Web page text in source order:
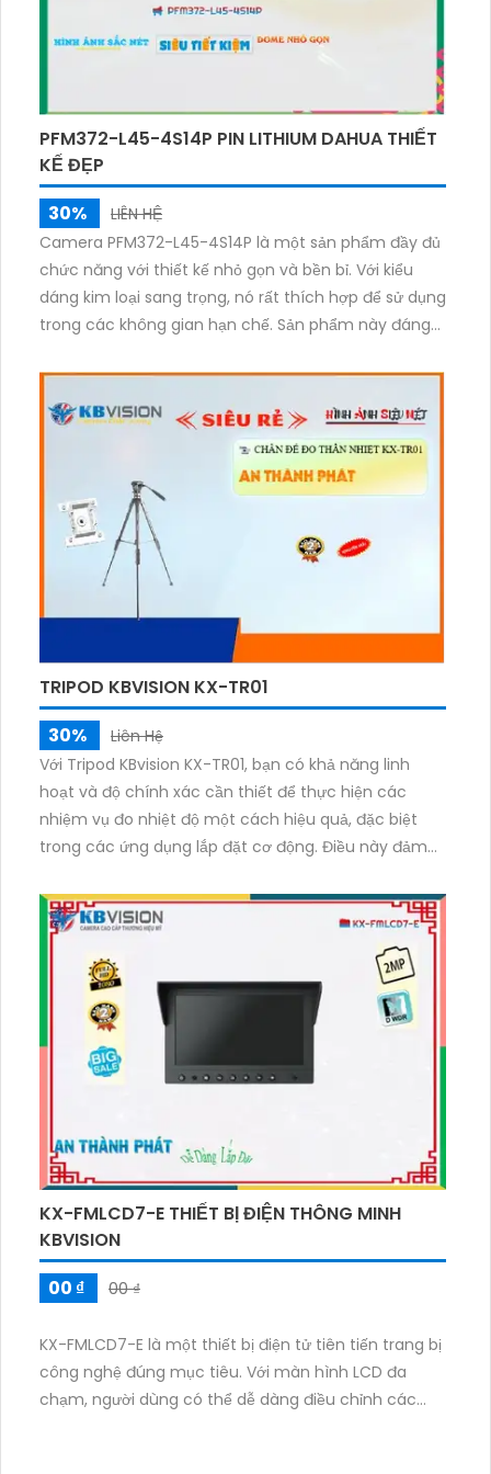
PFM372-L45-4S14P PIN LITHIUM DAHUA THIẾT
KẾ ĐẸP
30%
LIÊN HỆ
Camera PFM372-L45-4S14P là một sản phẩm đầy đủ
chức năng với thiết kế nhỏ gọn và bền bỉ. Với kiểu
dáng kim loại sang trọng, nó rất thích hợp để sử dụng
trong các không gian hạn chế. Sản phẩm này đáng
hoặc trong công ty của bạn.
TRIPOD KBVISION KX-TR01
30%
Liên Hệ
Với Tripod KBvision KX-TR01, bạn có khả năng linh
hoạt và độ chính xác cần thiết để thực hiện các
nhiệm vụ đo nhiệt độ một cách hiệu quả, đặc biệt
trong các ứng dụng lắp đặt cơ động. Điều này đảm
nhiệt độ một cách chính xác và đáng tin cậy trong
mọi tình huống.
KX-FMLCD7-E THIẾT BỊ ĐIỆN THÔNG MINH
KBVISION
00 ₫
00 ₫
KX-FMLCD7-E là một thiết bị điện tử tiên tiến trang bị
công nghệ đúng mục tiêu. Với màn hình LCD đa
chạm, người dùng có thể dễ dàng điều chỉnh các